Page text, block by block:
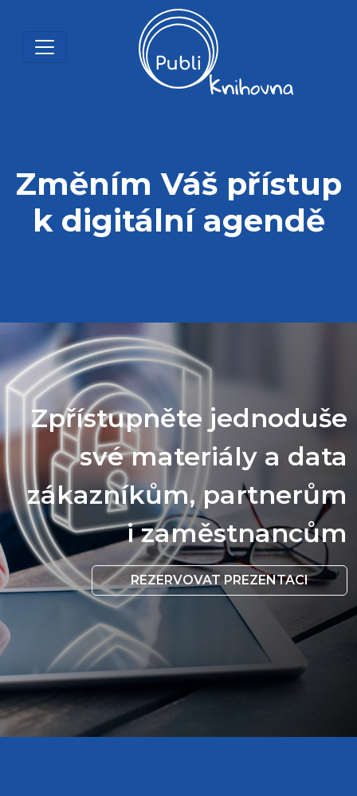
Změním Váš přístup
k digitální agendě
Zpřístupněte jednoduše
své materiály a data
zákazníkům, partnerům
i zaměstnancům
REZERVOVAT PREZENTACI